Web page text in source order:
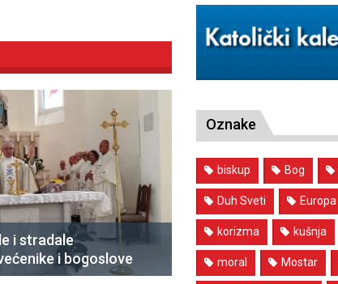
i stradale
i bogoslove
Oznake
biskup Bog
Duh Sveti Europa
korizma kušnja
moral Mostar